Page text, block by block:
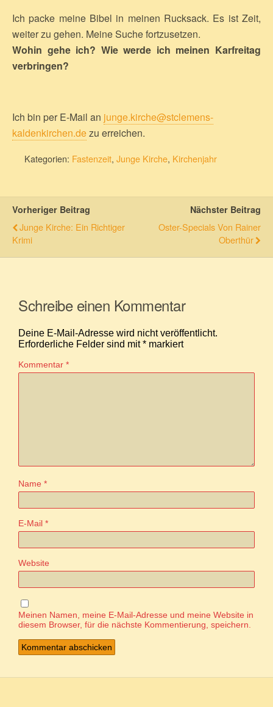
Ich packe meine Bibel in meinen Rucksack. Es ist Zeit,
weiter zu gehen. Meine Suche fortzusetzen.
Wohin gehe ich? Wie werde ich meinen Karfreitag
verbringen?
Ich bin per E-Mail an junge.kirche@stclemens-
kaldenkirchen.dezu erreichen.
Kategorien: Fastenzeit, Junge Kirche, Kirchenjahr
Vorheriger Beitrag
Junge Kirche: Ein Richtiger
Krimi
Nächster Beitrag
Oster-Specials Von Rainer
Oberthür
Schreibe einen Kommentar
Deine E-Mail-Adresse wird nicht veröffentlicht.
Erforderliche Felder sind mit* markiert
Kommentar *
Name *
E-Mail *
Website
Meinen Namen, meine E-Mail-Adresse und meine Website in
diesem Browser, für die nächste Kommentierung, speichern.